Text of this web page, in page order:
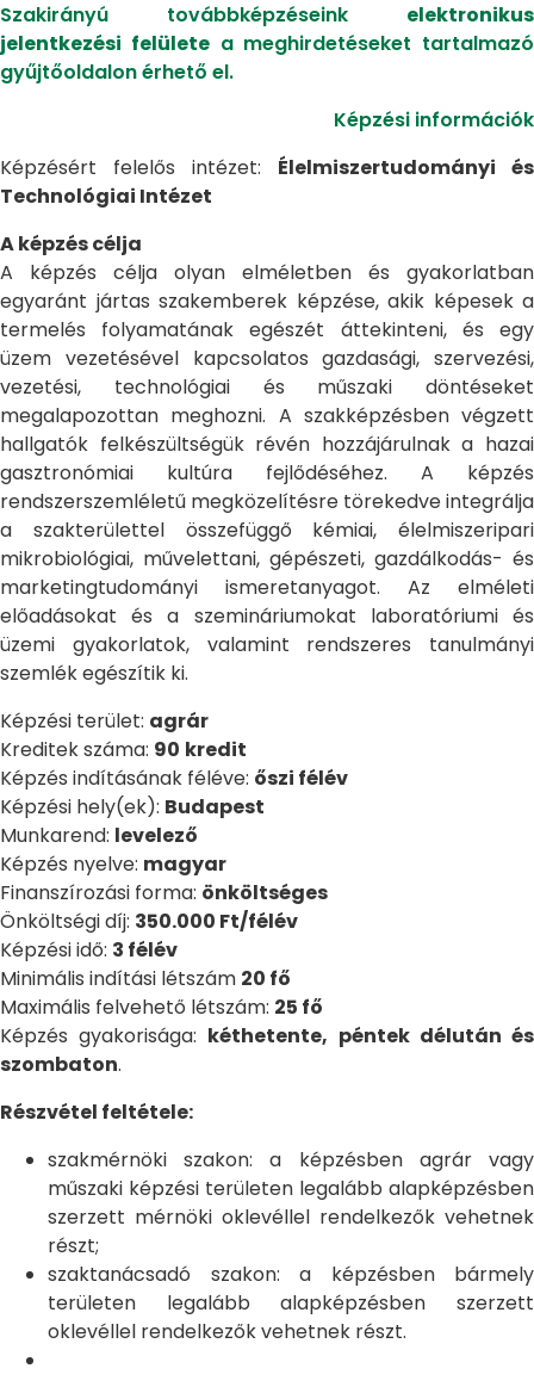
Szakirányú továbbképzéseink elektronikus
jelentkezési felületea meghirdetéseket tartalmazó
gyűjtőoldalon érhető el.
Képzési információk
Képzésért felelős intézet: Élelmiszertudományi és
Technológiai Intézet
A képzés célja
A képzés célja olyan elméletben és gyakorlatban
egyaránt jártas szakemberek képzése, akik képesek a
termelés folyamatának egészét áttekinteni, és egy
üzem vezetésével kapcsolatos gazdasági, szervezési,
vezetési, technológiai és műszaki döntéseket
megalapozottan meghozni. A szakképzésben végzett
hallgatók felkészültségük révén hozzájárulnak a hazai
gasztronómiai kultúra fejlődéséhez. A képzés
rendszerszemléletű megközelítésre törekedve integrálja
a szakterülettel összefüggő kémiai, élelmiszeripari
mikrobiológiai, művelettani, gépészeti, gazdálkodás- és
marketingtudományi ismeretanyagot. Az elméleti
előadásokat és a szemináriumokat laboratóriumi és
üzemi gyakorlatok, valamint rendszeres tanulmányi
szemlék egészítik ki.
Képzési terület: agrár
Kreditek száma: 90 kredit
Képzés indításának féléve: őszi félév
Képzési hely(ek): Budapest
Munkarend: levelező
Képzés nyelve: magyar
Finanszírozási forma: önköltséges
Önköltségi díj: 350.000 Ft/félév
Képzési idő: 3 félév
Minimális indítási létszám 20 fő
Maximális felvehető létszám: 25 fő
Képzés gyakorisága: kéthetente, péntek délután és
szombaton.
Részvétel feltétele:
szakmérnöki szakon: a képzésben agrár vagy
műszaki képzési területen legalább alapképzésben
szerzett mérnöki oklevéllel rendelkezők vehetnek
részt;
szaktanácsadó szakon: a képzésben bármely
területen legalább alapképzésben szerzett
oklevéllel rendelkezők vehetnek részt.